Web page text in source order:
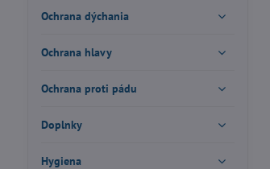
Ochrana dýchania
Ochrana hlavy
Ochrana proti pádu
Doplnky
Hygiena